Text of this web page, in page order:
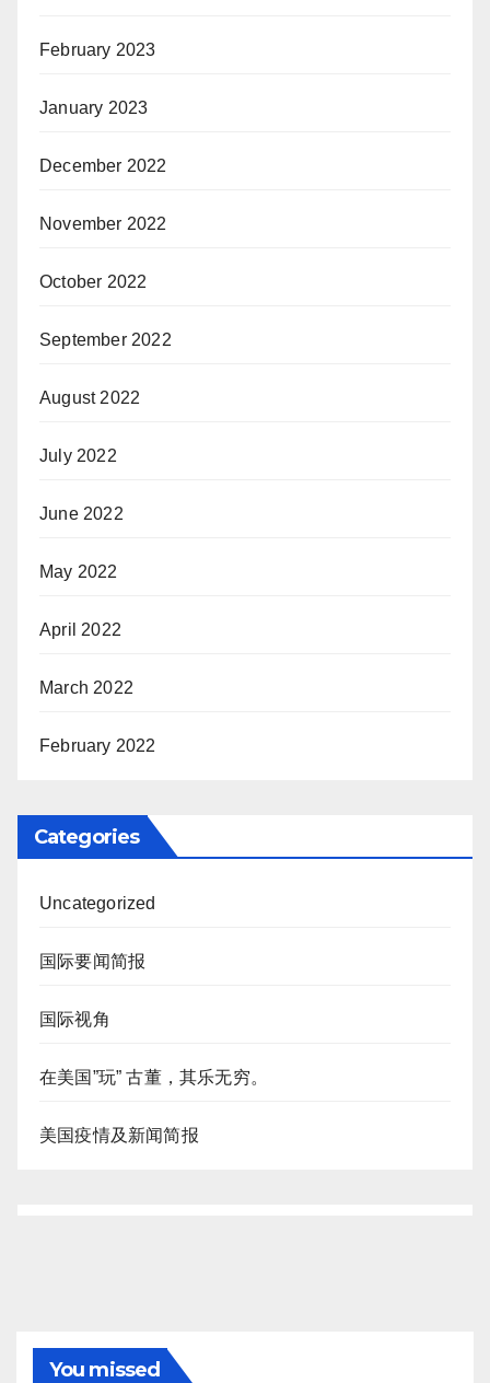
February 2023
January 2023
December 2022
November 2022
October 2022
September 2022
August 2022
July 2022
June 2022
May 2022
April 2022
March 2022
February 2022
Categories
Uncategorized
国际要闻简报
国际视角
在美国”玩” 古董，其乐无穷。
美国疫情及新闻简报
You missed